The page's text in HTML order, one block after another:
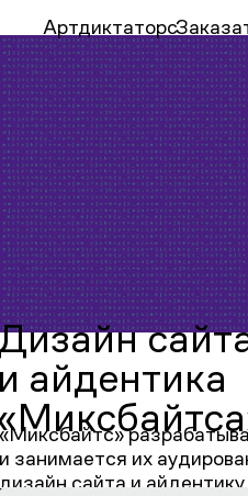
Артдиктаторс
айдентика
занимается их
сайта и айдентику